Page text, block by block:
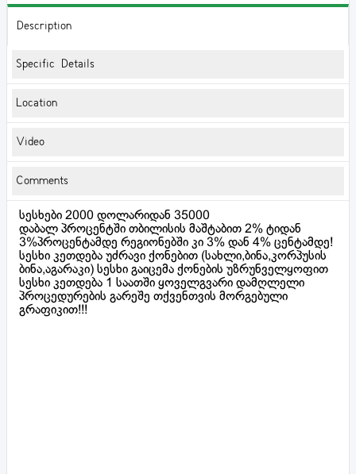
Description
Specific Details
Location
Video
Comments
სესხები 2000 დოლარიდან 35000
დაბალ პროცენტში თბილისის მაშტაბით 2% ტიდან
3%პროცენტამდე რეგიონებში კი 3% დან 4% ცენტამდე!
სესხი კეთდება უძრავი ქონებით (სახლი,ბინა,კორპუსის
ბინა,აგარაკი) სესხი გაიცემა ქონების უზრუნველყოფით
სესხი კეთდება 1 საათში ყოველგვარი დამღლელი
პროცედურების გარეშე თქვენთვის მორგებული
გრაფიკით!!!